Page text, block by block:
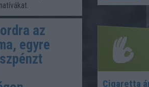
az
egyre
Cigaretta